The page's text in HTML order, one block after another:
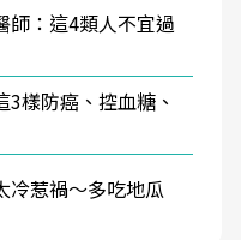
師：這4類人不宜過
樣防癌、控血糖、
冷惹禍〜多吃地瓜